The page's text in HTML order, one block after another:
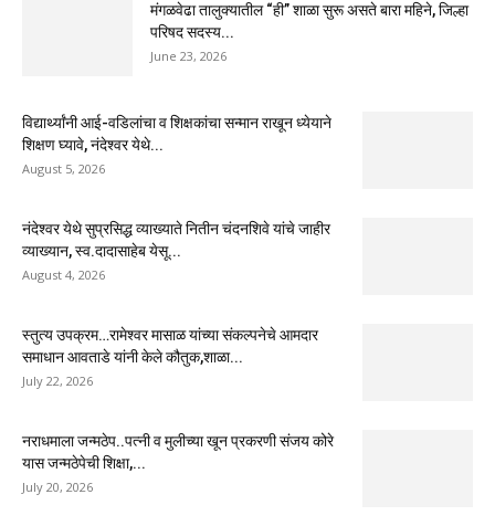
मंगळवेढा तालुक्यातील “ही” शाळा सुरू असते बारा महिने, जिल्हा
परिषद सदस्य...
June 23, 2026
विद्यार्थ्यांनी आई-वडिलांचा व शिक्षकांचा सन्मान राखून ध्येयाने
शिक्षण घ्यावे, नंदेश्वर येथे...
August 5, 2026
नंदेश्वर येथे सुप्रसिद्ध व्याख्याते नितीन चंदनशिवे यांचे जाहीर
व्याख्यान, स्व.दादासाहेब येसू...
August 4, 2026
स्तुत्य उपक्रम…रामेश्वर मासाळ यांच्या संकल्पनेचे आमदार
समाधान आवताडे यांनी केले कौतुक,शाळा...
July 22, 2026
नराधमाला जन्मठेप..पत्नी व मुलीच्या खून प्रकरणी संजय कोरे
यास जन्मठेपेची शिक्षा,...
July 20, 2026